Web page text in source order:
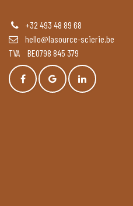
+32 493 48 89 68
hello@lasource-scierie.be
TVA BE0798 845 379